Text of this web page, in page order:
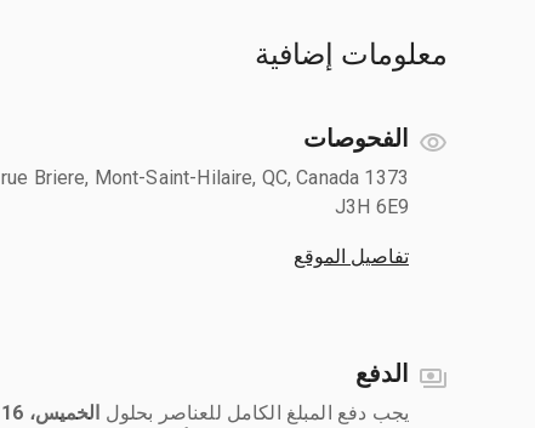
معلومات إضافية
الفحوصات
1373 rue Briere, Mont-Saint-Hilaire, QC, Canada
J3H 6E9
تفاصيل الموقع
الدفع
يجب دفع المبلغ الكامل للعناصر بحلول ‎
الخميس، 16